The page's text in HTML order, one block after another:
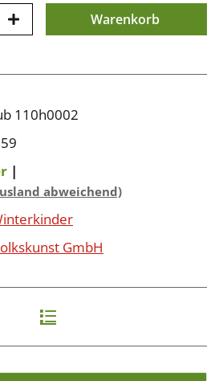
Warenkorb
110h0002
|
abweichend)
GmbH